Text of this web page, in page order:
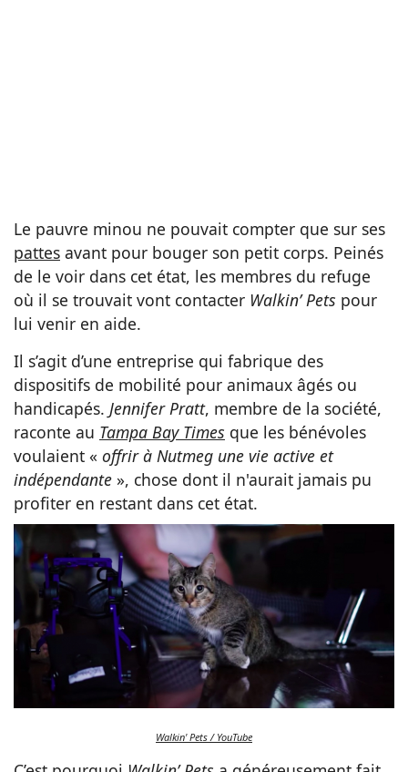
Le pauvre minou ne pouvait compter que sur ses
pattes avant pour bouger son petit corps. Peinés
de le voir dans cet état, les membres du refuge
où il se trouvait vont contacter Walkin’ Pets pour
lui venir en aide.
Il s’agit d’une entreprise qui fabrique des
dispositifs de mobilité pour animaux âgés ou
handicapés. Jennifer Pratt, membre de la société,
raconte au Tampa Bay Times que les bénévoles
voulaient « offrir à Nutmeg une vie active et
indépendante », chose dont il n'aurait jamais pu
profiter en restant dans cet état.
Walkin' Pets / YouTube